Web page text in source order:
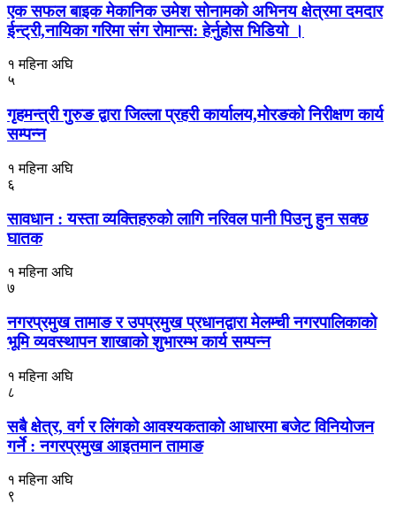
एक सफल बाइक मेकानिक उमेश सोनामको अभिनय क्षेत्रमा दमदार
ईन्ट्री,नायिका गरिमा संग रोमान्स: हेर्नुहोस भिडियो ।
१ महिना अघि
५
गृहमन्त्री गुरुङ द्वारा जिल्ला प्रहरी कार्यालय,मोरङको निरीक्षण कार्य
सम्पन्न
१ महिना अघि
६
सावधान : यस्ता व्यक्तिहरुको लागि नरिवल पानी पिउनु हुन सक्छ
घातक
१ महिना अघि
७
नगरप्रमुख तामाङ र उपप्रमुख प्रधानद्वारा मेलम्ची नगरपालिकाको
भूमि व्यवस्थापन शाखाको शुभारम्भ कार्य सम्पन्न
१ महिना अघि
८
सबै क्षेत्र, वर्ग र लिंगकाे आवश्यकताकाे आधारमा बजेट विनियाेजन
गर्ने : नगरप्रमुख आइतमान तामाङ
१ महिना अघि
९